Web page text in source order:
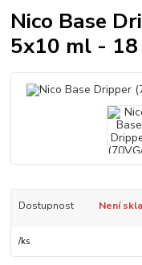
Nico Base
5x10 ml - 18
Dostupnost Není
/ks